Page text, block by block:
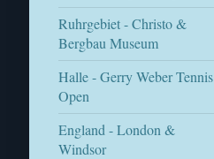
Ruhrgebiet - Christo &
Bergbau Museum
Halle - Gerry Weber Tennis
Open
England - London &
Windsor